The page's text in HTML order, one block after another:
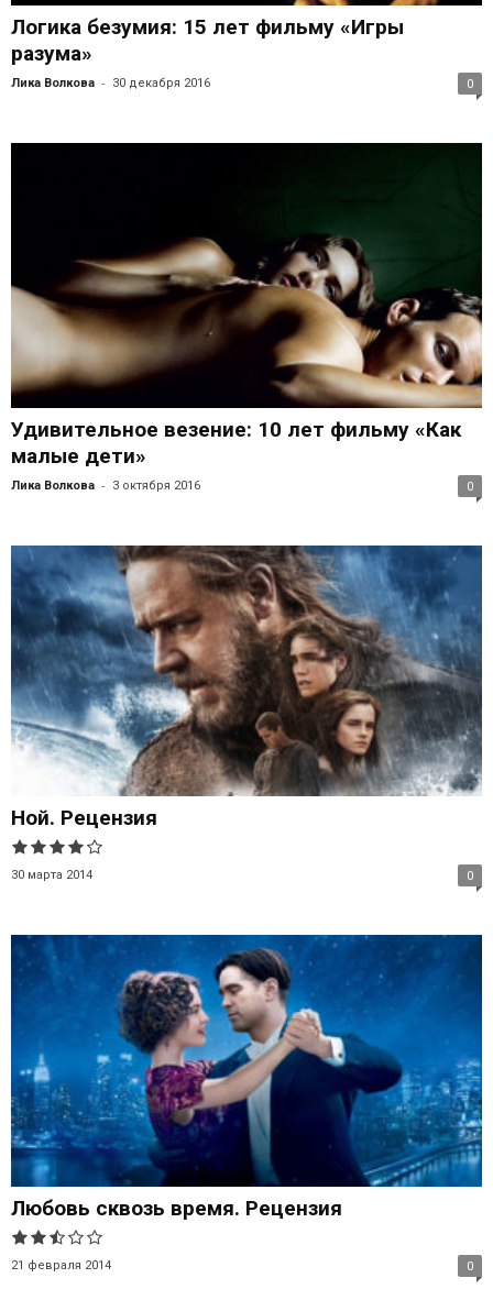
Логика безумия: 15 лет фильму «Игры
разума»
Лика Волкова - 30 декабря 2016 0
Удивительное везение: 10 лет фильму «Как
малые дети»
Лика Волкова - 3 октября 2016 0
Ной. Рецензия
30 марта 2014 0
Любовь сквозь время. Рецензия
21 февраля 2014 0